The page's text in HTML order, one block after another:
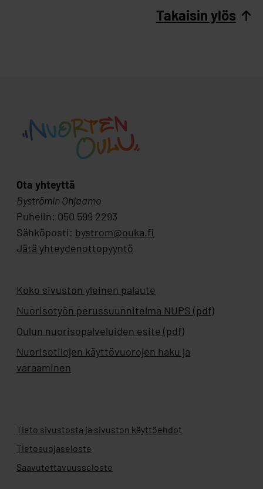
Takaisin ylös
Ota yhteyttä
Byströmin Ohjaamo
Puhelin: 050 599 2293
Sähköposti: bystrom@ouka.fi
Jätä yhteydenottopyyntö
Koko sivuston yleinen palaute
Nuorisotyön perussuunnitelma NUPS (pdf)
Oulun nuorisopalveluiden esite (pdf)
Nuorisotilojen käyttövuorojen haku ja
varaaminen
Tieto sivustosta ja sivuston käyttöehdot
Tietosuojaseloste
Saavutettavuusseloste